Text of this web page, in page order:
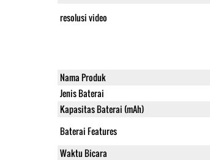
resolusi video
Nama Produk
Jenis Baterai
Kapasitas Baterai (mAh)
Baterai Features
Waktu Bicara